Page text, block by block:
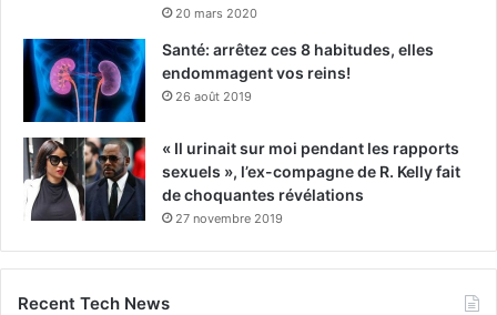
20 mars 2020
Santé: arrêtez ces 8 habitudes, elles
endommagent vos reins!
26 août 2019
« Il urinait sur moi pendant les rapports
sexuels », l’ex-compagne de R. Kelly fait
de choquantes révélations
27 novembre 2019
Recent Tech News